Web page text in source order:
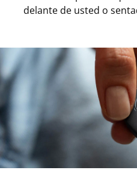
delante de usted o